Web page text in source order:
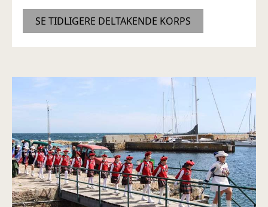
SE TIDLIGERE DELTAKENDE KORPS